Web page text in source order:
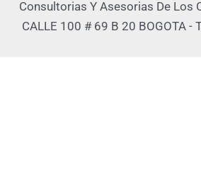
Consultorias Y Asesorias De Los
CALLE 100 # 69 B 20 BOGOTA -